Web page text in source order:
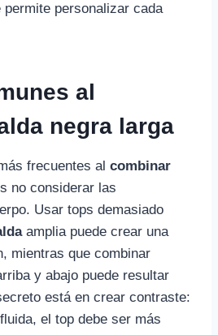
personalizar cada
al
negra larga
frecuentes al combinar
no considerar las
Usar tops demasiado
amplia puede crear una
mientras que combinar
y abajo puede resultar
está en crear contraste:
el top debe ser más